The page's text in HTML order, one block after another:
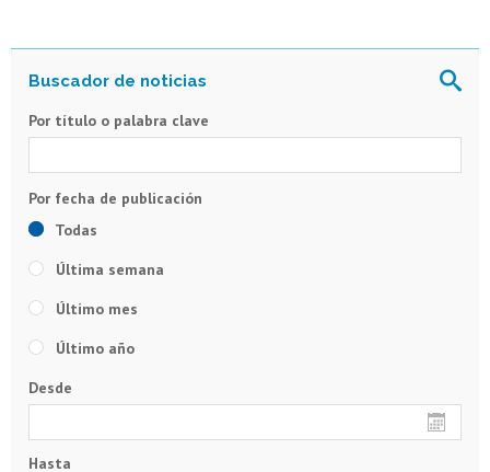
Por título o palabra clave
Todas
Última semana
Último mes
Último año
Desde
Hasta